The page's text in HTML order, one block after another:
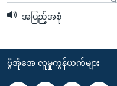
အပြည့်အစုံ
ဗွီအိုအေ လူမှုကွန်ယက်များ